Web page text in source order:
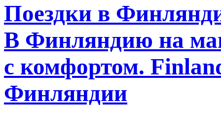
Поездки в
В Финляндию на
с комфортом.
Финляндии